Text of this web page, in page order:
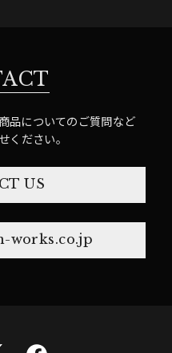
品についてのご質問など
ください。
US
works.co.jp